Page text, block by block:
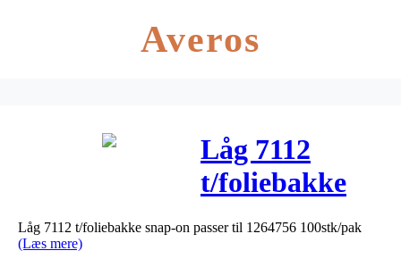
Averos
Låg 7112
t/foliebakke
snap-on passer
Låg 7112 t/foliebakke snap-on passer til 1264756 100stk/pak
(Læs mere)